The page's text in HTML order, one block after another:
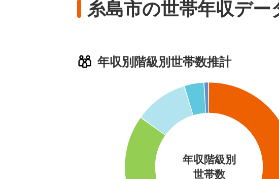
糸島市の世帯年収デー
年収別階級別世帯数推計
年収階級別
世帯数